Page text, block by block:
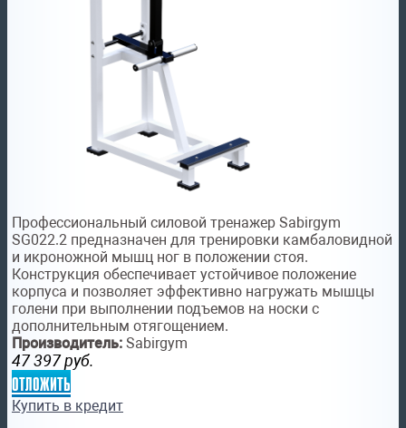
Профессиональный силовой тренажер Sabirgym
SG022.2 предназначен для тренировки камбаловидной
и икроножной мышц ног в положении стоя.
Конструкция обеспечивает устойчивое положение
корпуса и позволяет эффективно нагружать мышцы
голени при выполнении подъемов на носки с
дополнительным отягощением.
Производитель: Sabirgym
47 397 руб.
отложить
Купить в кредит